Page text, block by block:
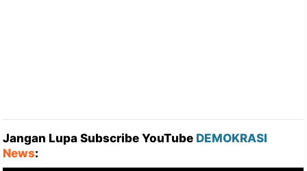
Jangan Lupa Subscribe YouTube DEMOKRASI
News: